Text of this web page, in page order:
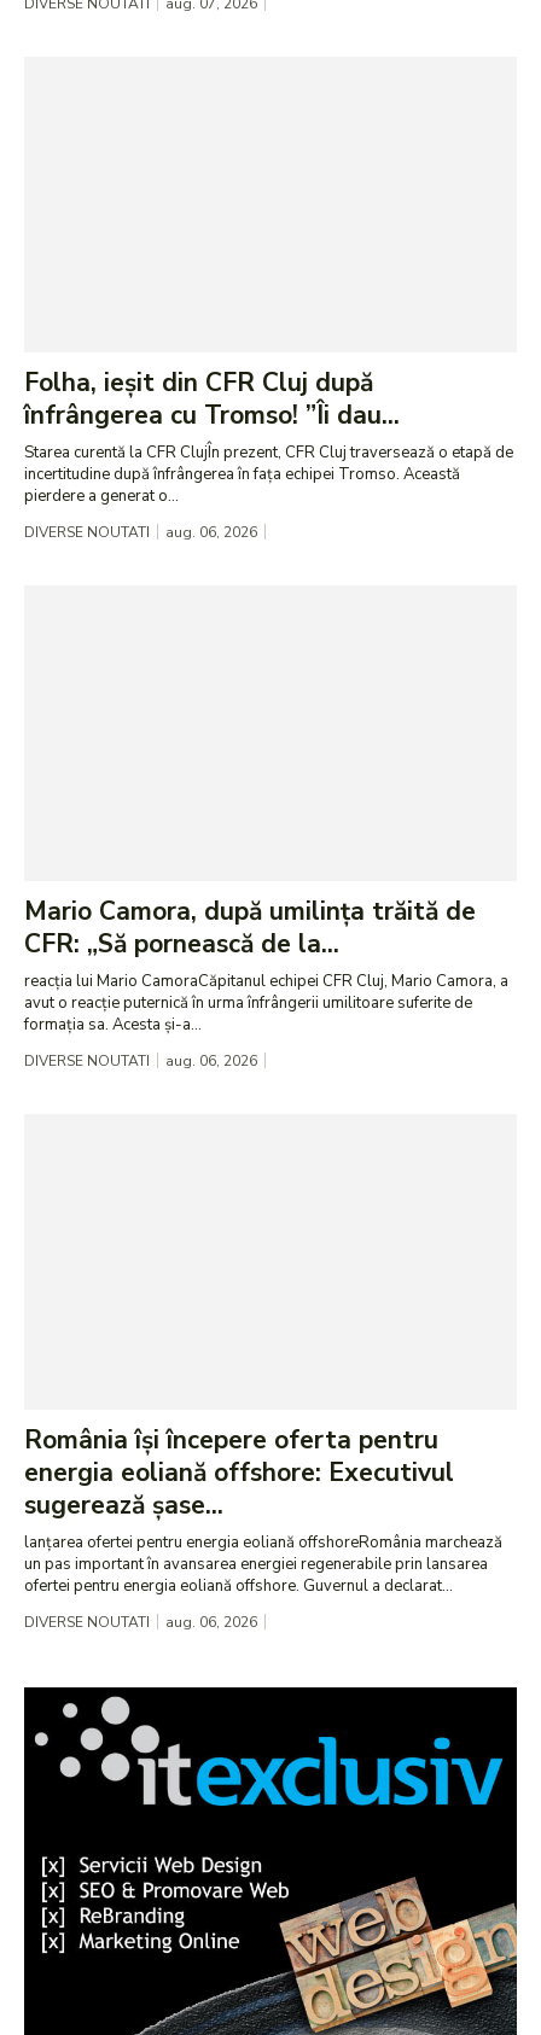
DIVERSE NOUTATI aug. 07, 2026
Folha, ieșit din CFR Cluj după
înfrângerea cu Tromso! ”Îi dau...
Starea curentă la CFR ClujÎn prezent, CFR Cluj traversează o etapă de
incertitudine după înfrângerea în fața echipei Tromso. Această
pierdere a generat o...
DIVERSE NOUTATI aug. 06, 2026
Mario Camora, după umilința trăită de
CFR: „Să pornească de la...
reacția lui Mario CamoraCăpitanul echipei CFR Cluj, Mario Camora, a
avut o reacție puternică în urma înfrângerii umilitoare suferite de
formația sa. Acesta și-a...
DIVERSE NOUTATI aug. 06, 2026
România își începere oferta pentru
energia eoliană offshore: Executivul
sugerează șase...
lanțarea ofertei pentru energia eoliană offshoreRomânia marchează
un pas important în avansarea energiei regenerabile prin lansarea
ofertei pentru energia eoliană offshore. Guvernul a declarat...
DIVERSE NOUTATI aug. 06, 2026